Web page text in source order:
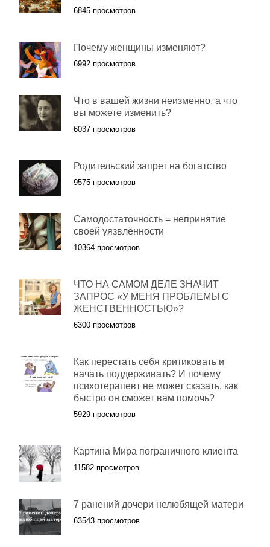
6845 просмотров
Почему женщины изменяют?
6992 просмотров
Что в вашей жизни неизменно, а что
вы можете изменить?
6037 просмотров
Родительский запрет на богатство
9575 просмотров
Самодостаточность = непринятие
своей уязвлённости
10364 просмотров
ЧТО НА САМОМ ДЕЛЕ ЗНАЧИТ
ЗАПРОС «У МЕНЯ ПРОБЛЕМЫ С
ЖЕНСТВЕННОСТЬЮ»?
6300 просмотров
Как перестать себя критиковать и
начать поддерживать? И почему
психотерапевт не может сказать, как
быстро он сможет вам помочь?
5929 просмотров
Картина Мира пограничного клиента
11582 просмотров
7 ранений дочери нелюбящей матери
63543 просмотров